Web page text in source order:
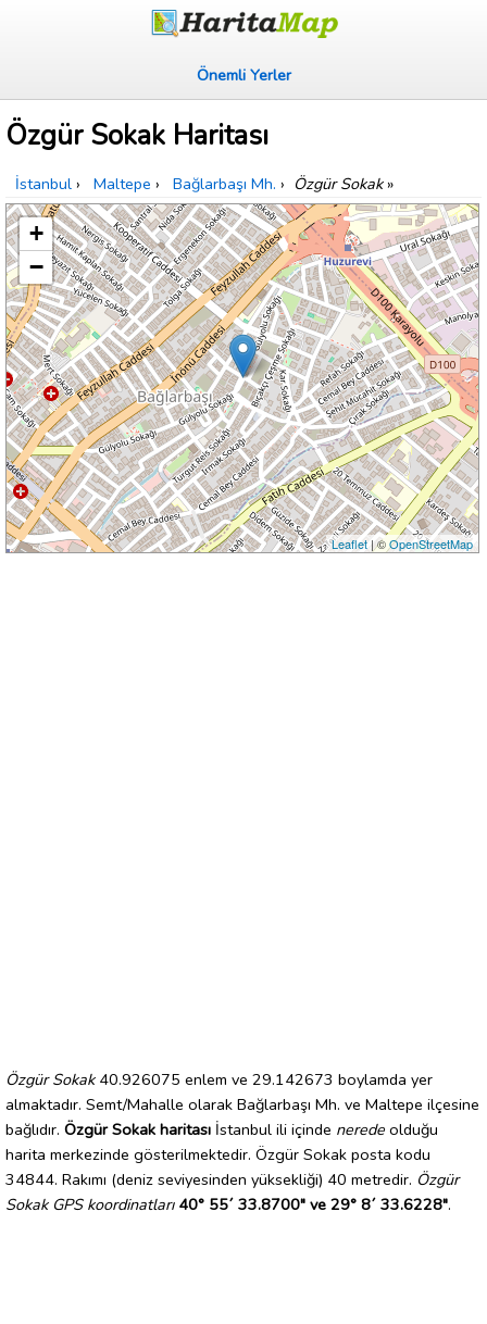
Önemli Yerler
Özgür Sokak Haritası
İstanbul › Maltepe › Bağlarbaşı Mh. › Özgür Sokak»
+
−
Leaflet| ©OpenStreetMap
Özgür Sokak40.926075 enlem ve 29.142673 boylamda yer
almaktadır. Semt/Mahalle olarak Bağlarbaşı Mh. ve Maltepe ilçesine
bağlıdır. Özgür Sokak haritası İstanbul ili içinde nerede olduğu
harita merkezinde gösterilmektedir. Özgür Sokak posta kodu
34844. Rakımı (deniz seviyesinden yüksekliği) 40 metredir. Özgür
Sokak GPS koordinatları 40° 55´ 33.8700" ve 29° 8´ 33.6228".